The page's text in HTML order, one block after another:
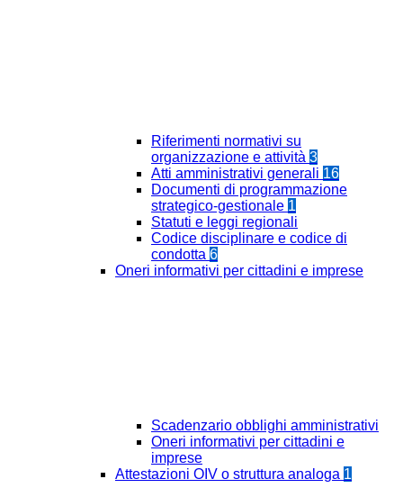
Riferimenti normativi su
organizzazione e attività 3
Atti amministrativi generali 16
Documenti di programmazione
strategico-gestionale 1
Statuti e leggi regionali
Codice disciplinare e codice di
condotta 6
Oneri informativi per cittadini e imprese
Scadenzario obblighi amministrativi
Oneri informativi per cittadini e
imprese
Attestazioni OIV o struttura analoga 1